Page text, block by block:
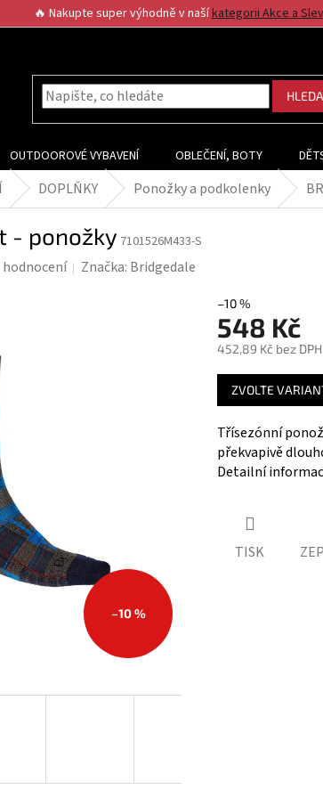
🔥 Nakupte super výhodně v našíkategorii Akce a
OUTDOOROVÉ VYBAVENÍ OBLEČENÍ, BOTY
DOPLŇKY Ponožky a podkolenky
- ponožky 7101526M433-S
Značka: Bridgedale
–10 %
–10 %
548 Kč
452,89 Kč bez DPH
Měrná
cena:
ZVOLTE
Třísezónní
překvapivě
Detailní
TISK